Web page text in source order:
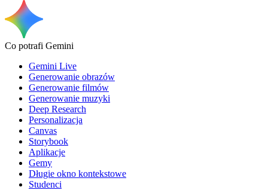
Co potrafi Gemini
Gemini Live
Generowanie obrazów
Generowanie filmów
Generowanie muzyki
Deep Research
Personalizacja
Canvas
Storybook
Aplikacje
Gemy
Długie okno kontekstowe
Studenci